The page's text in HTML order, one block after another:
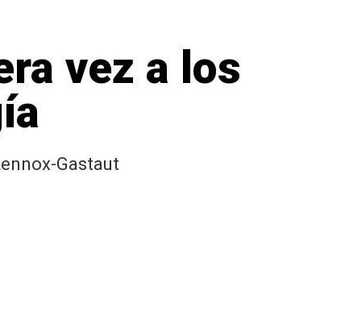
vez a los
Gastaut